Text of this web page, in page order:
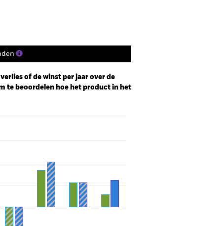
of de winst per jaar over de
te beoordelen hoe het product in het